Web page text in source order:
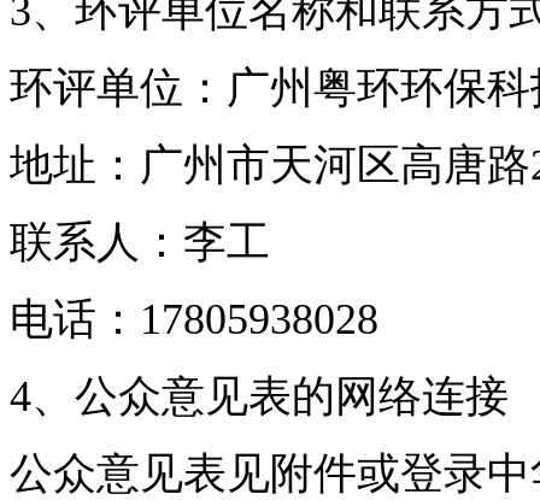
3、环评单位名称和联系方
环评单位：广州粤环环保
地址：广州市天河区高唐路
联系人：李工
电话： 17805938028
4、公众意见表的网络连接
公众意见表见附件或登录